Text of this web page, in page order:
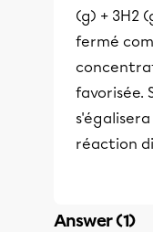
(g) + 3H2
fermé
favorisée.
réaction
Answer (1)